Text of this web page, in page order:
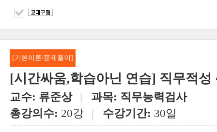
[기본이론/문제풀이]
[시간싸움,학습아닌 연습] 직무적성
교수: 류준상 | 과목: 직무능력검사
총강의수: 20강 | 수강기간: 30일